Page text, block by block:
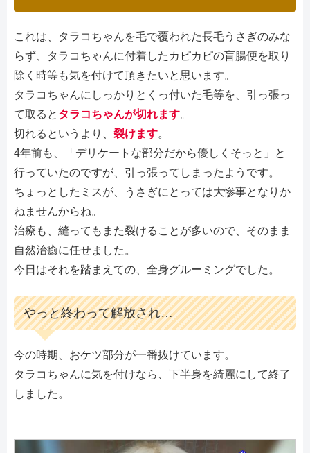
これは、タラコちゃんを毛で覆われた長毛うさぎのみな
らず、タラコちゃんに付着したカピカピの盲腸便を取り
除く時等も気を付けて頂きたいと思います。
タラコちゃんにしっかりとくっ付いた毛等を、引っ張っ
て取ると タラコちゃんが切れます。
切れるというより、 裂けます。
4年前も、「デリケートな部分だから優しくそっと」と
行っていたのですが、引っ張ってしまったようです。
ちょっとしたミスが、うさぎにとっては大惨事となりか
ねませんからね。
治療も、縫ってもまた裂けることが多いので、そのまま
自然治癒に任せました。
今日はそれを踏まえての、全身グルーミングでした。
やっと終わって解放され…
今の時期、おケツ部分が一番抜けています。
タラコちゃんに気を付けなら、下半身を綺麗にして終了
しました。